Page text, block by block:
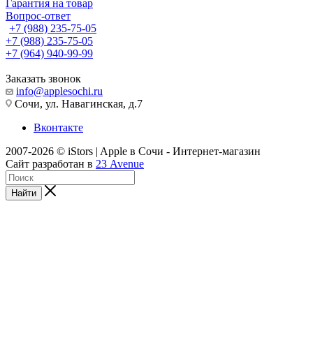
Гарантия на товар
Вопрос-ответ
+7 (988) 235-75-05
+7 (988) 235-75-05
+7 (964) 940-99-99
Заказать звонок
info@applesochi.ru
Сочи, ул. Навагинская, д.7
Вконтакте
2007-2026 © iStors | Apple в Сочи - Интернет-магазин
Сайт разработан в 23 Avenue
Найти